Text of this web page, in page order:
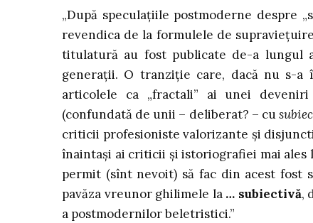
„După speculaţiile postmoderne despre
revendica de la formulele de
titulatură au fost publicate de-a lungul
generaţii. O tranziţie care, dacă nu s-a
articolele ca „fractali” ai unei
(confundată de unii – deliberat? – cu
criticii profesioniste valorizante şi
înaintaşi ai criticii şi istoriografiei mai ales
permit (sînt nevoit) să fac din acest fost
pavăza vreunor ghilimele la … subiectivă,
a postmodernilor beletristici.”